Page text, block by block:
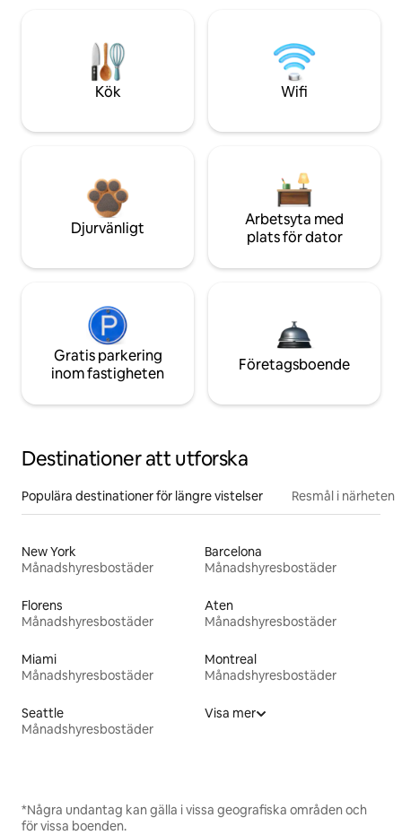
Kök Wifi
Djurvänligt
Arbetsyta med
plats för dator
Gratis parkering
inom fastigheten
Företagsboende
Destinationer att utforska
Populära destinationer för längre vistelser Resmål i närheten
New York
Månadshyresbostäder
Barcelona
Månadshyresbostäder
Florens
Månadshyresbostäder
Aten
Månadshyresbostäder
Miami
Månadshyresbostäder
Montreal
Månadshyresbostäder
Seattle
Månadshyresbostäder
Visa mer
*Några undantag kan gälla i vissa geografiska områden och
för vissa boenden.